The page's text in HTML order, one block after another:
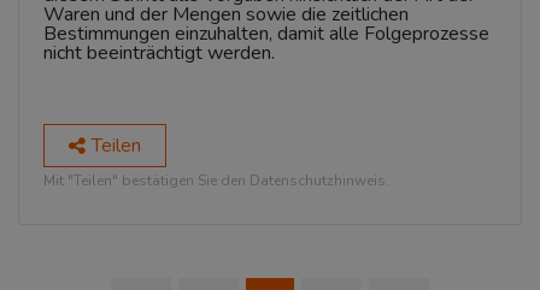
Waren und der Mengen sowie die zeitlichen
Bestimmungen einzuhalten, damit alle Folgeprozesse
nicht beeinträchtigt werden.
Teilen
Mit "Teilen" bestätigen Sie den Datenschutzhinweis.